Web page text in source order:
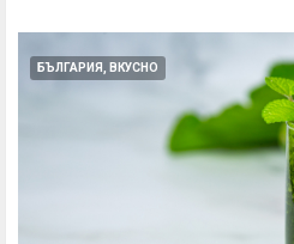
БЪЛГАРИЯ, ВКУСНО